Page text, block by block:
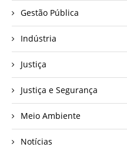
Gestão Pública
Indústria
Justiça
Justiça e Segurança
Meio Ambiente
Notícias